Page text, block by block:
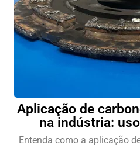
Aplicação de
na indústria:
Entenda como a aplicação